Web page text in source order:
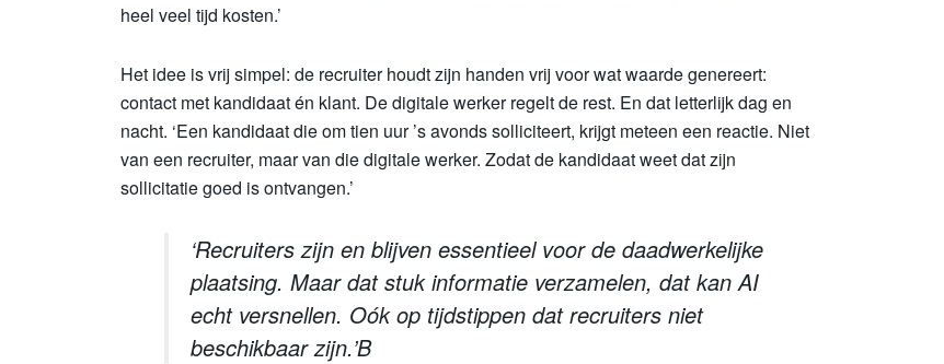
heel veel tijd kosten.’
Het idee is vrij simpel: de recruiter houdt zijn handen vrij voor wat waarde genereert:
contact met kandidaat én klant. De digitale werker regelt de rest. En dat letterlijk dag en
nacht. ‘Een kandidaat die om tien uur ’s avonds solliciteert, krijgt meteen een reactie. Niet
van een recruiter, maar van die digitale werker. Zodat de kandidaat weet dat zijn
sollicitatie goed is ontvangen.’
‘Recruiters zijn en blijven essentieel voor de daadwerkelijke
plaatsing. Maar dat stuk informatie verzamelen, dat kan AI
echt versnellen. Oók op tijdstippen dat recruiters niet
beschikbaar zijn.’B